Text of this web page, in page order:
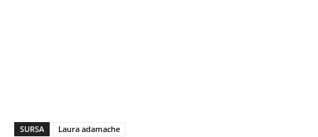
SURSA Laura adamache